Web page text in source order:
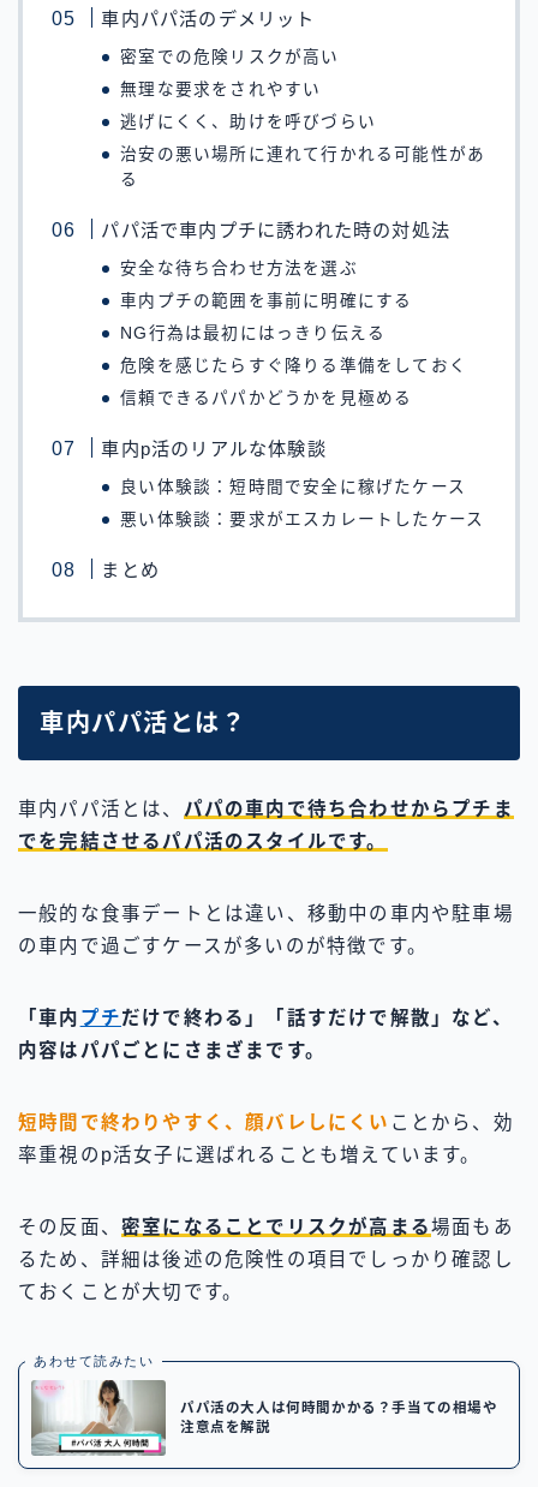
車内パパ活のデメリット
密室での危険リスクが高い
無理な要求をされやすい
逃げにくく、助けを呼びづらい
治安の悪い場所に連れて行かれる可能性があ
る
パパ活で車内プチに誘われた時の対処法
安全な待ち合わせ方法を選ぶ
車内プチの範囲を事前に明確にする
NG行為は最初にはっきり伝える
危険を感じたらすぐ降りる準備をしておく
信頼できるパパかどうかを見極める
車内p活のリアルな体験談
良い体験談：短時間で安全に稼げたケース
悪い体験談：要求がエスカレートしたケース
まとめ
車内パパ活とは？
車内パパ活とは、 パパの車内で待ち合わせからプチま
でを完結させるパパ活のスタイルです。
一般的な食事デートとは違い、移動中の車内や駐車場
の車内で過ごすケースが多いのが特徴です。
「車内 プチだけで終わる」「話すだけで解散」など、
内容はパパごとにさまざまです。
短時間で終わりやすく、顔バレしにくい ことから、効
率重視のp活女子に選ばれることも増えています。
その反面、 密室になることでリスクが高まる場面もあ
るため、詳細は後述の危険性の項目でしっかり確認し
ておくことが大切です。
あわせて読みたい
パパ活の大人は何時間かかる？手当ての相場や
注意点を解説